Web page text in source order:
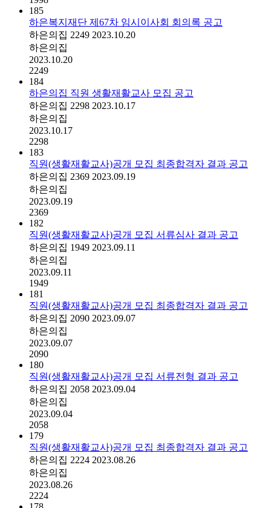
185
하은복지재단 제67차 임시이사회 회의록 공고
하은의집 2249 2023.10.20
하은의집
2023.10.20
2249
184
하은의집 직원 생활재활교사 모집 공고
하은의집 2298 2023.10.17
하은의집
2023.10.17
2298
183
직원(생활재활교사)공개 모집 최종합격자 결과 공고
하은의집 2369 2023.09.19
하은의집
2023.09.19
2369
182
직원(생활재활교사)공개 모집 서류심사 결과 공고
하은의집 1949 2023.09.11
하은의집
2023.09.11
1949
181
직원(생활재활교사)공개 모집 최종합격자 결과 공고
하은의집 2090 2023.09.07
하은의집
2023.09.07
2090
180
직원(생활재활교사)공개 모집 서류전형 결과 공고
하은의집 2058 2023.09.04
하은의집
2023.09.04
2058
179
직원(생활재활교사)공개 모집 최종합격자 결과 공고
하은의집 2224 2023.08.26
하은의집
2023.08.26
2224